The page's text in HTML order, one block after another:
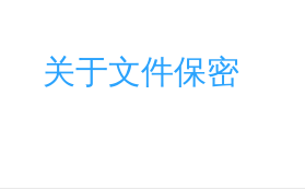
关于文件保密